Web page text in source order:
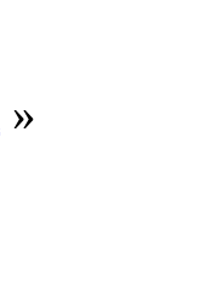
»